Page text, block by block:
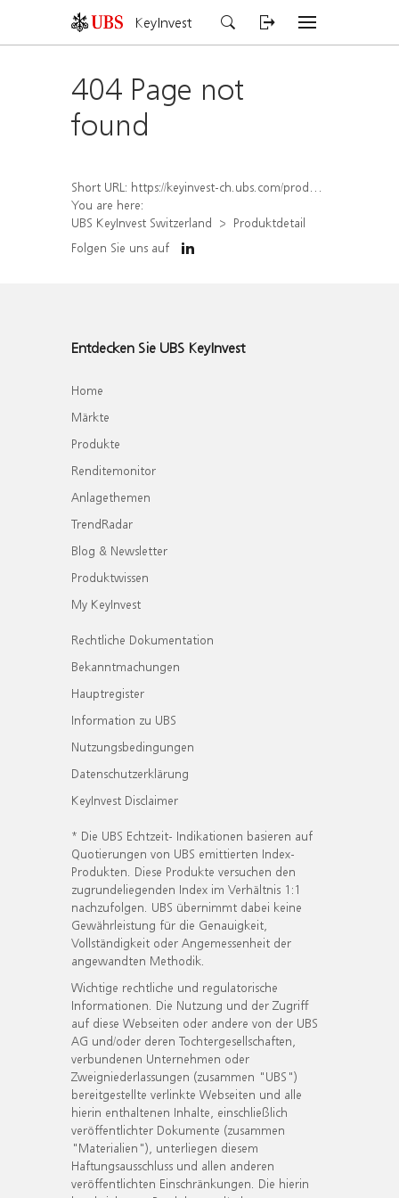
KeyInvest
404 Page not
found
Short URL: https://keyinvest-ch.ubs.com/produkt/detail/index/isin/CH1564514540
You are here:
UBS KeyInvest Switzerland
Produktdetail
Folgen Sie uns auf
Entdecken Sie UBS KeyInvest
Home
Märkte
Produkte
Renditemonitor
Anlagethemen
TrendRadar
Blog & Newsletter
Produktwissen
My KeyInvest
Rechtliche Dokumentation
Bekanntmachungen
Hauptregister
Information zu UBS
Nutzungsbedingungen
Datenschutzerklärung
KeyInvest Disclaimer
* Die UBS Echtzeit- Indikationen basieren auf
Quotierungen von UBS emittierten Index-
Produkten. Diese Produkte versuchen den
zugrundeliegenden Index im Verhältnis 1:1
nachzufolgen. UBS übernimmt dabei keine
Gewährleistung für die Genauigkeit,
Vollständigkeit oder Angemessenheit der
angewandten Methodik.
Wichtige rechtliche und regulatorische
Informationen. Die Nutzung und der Zugriff
auf diese Webseiten oder andere von der UBS
AG und/oder deren Tochtergesellschaften,
verbundenen Unternehmen oder
Zweigniederlassungen (zusammen "UBS")
bereitgestellte verlinkte Webseiten und alle
hierin enthaltenen Inhalte, einschließlich
veröffentlichter Dokumente (zusammen
"Materialien"), unterliegen diesem
Haftungsausschluss und allen anderen
veröffentlichten Einschränkungen. Die hierin